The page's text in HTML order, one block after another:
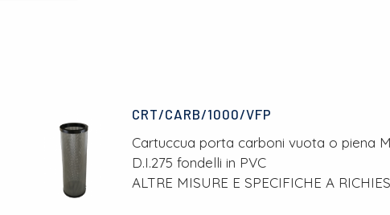
CRT/CARB/1000/VFP
Cartuccua porta carboni vuota o piena
D.I.275 fondelli in PVC
ALTRE MISURE E SPECIFICHE A